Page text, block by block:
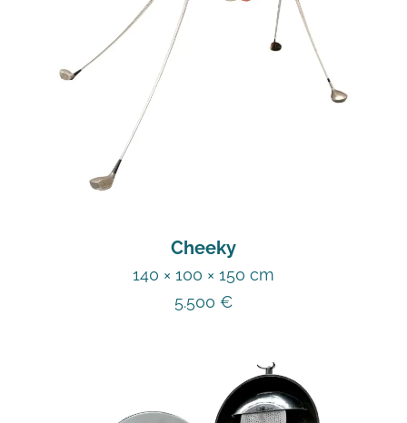
Cheeky
140 × 100 × 150 cm
5.500 €